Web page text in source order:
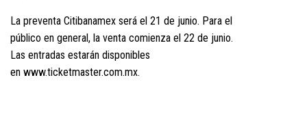
La preventa Citibanamex será el 21 de junio. Para el
público en general, la venta comienza el 22 de junio.
Las entradas estarán disponibles
en www.ticketmaster.com.mx.